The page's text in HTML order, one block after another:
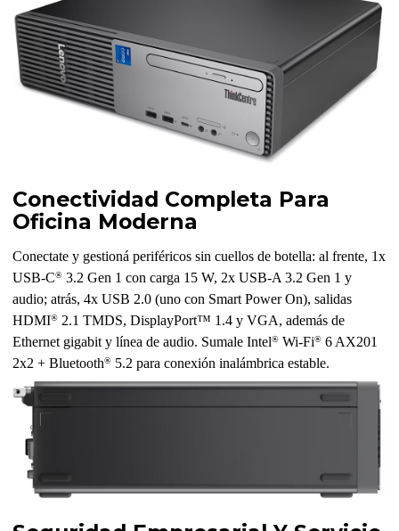
Conectividad Completa Para
Oficina Moderna
Conectate y gestioná periféricos sin cuellos de botella: al frente, 1x
USB-C® 3.2 Gen 1 con carga 15 W, 2x USB-A 3.2 Gen 1 y
audio; atrás, 4x USB 2.0 (uno con Smart Power On), salidas
HDMI® 2.1 TMDS, DisplayPort™ 1.4 y VGA, además de
Ethernet gigabit y línea de audio. Sumale Intel® Wi-Fi® 6 AX201
2x2 + Bluetooth® 5.2 para conexión inalámbrica estable.